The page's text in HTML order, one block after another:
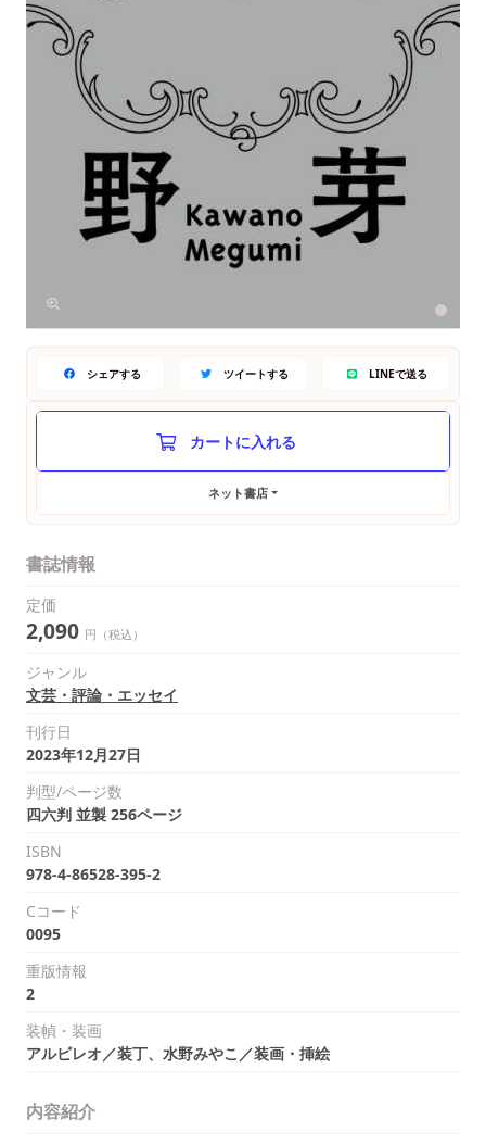
シェアする ツイートする LINEで送る
ネット書店
書誌情報
定価
2,090 円（税込）
ジャンル
文芸・評論・エッセイ
刊行日
2023年12月27日
判型/ページ数
四六判 並製 256ページ
ISBN
978-4-86528-395-2
Cコード
0095
重版情報
2
装幀・装画
アルビレオ／装丁、水野みやこ／装画・挿絵
内容紹介